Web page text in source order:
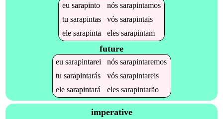
eu sarapinto nós sarapintamos
tu sarapintas vós sarapintais
ele sarapinta eles sarapintam
future
eusarapintarei nóssarapintaremos
tusarapintarás vóssarapintareis
elesarapintará elessarapintarão
imperative